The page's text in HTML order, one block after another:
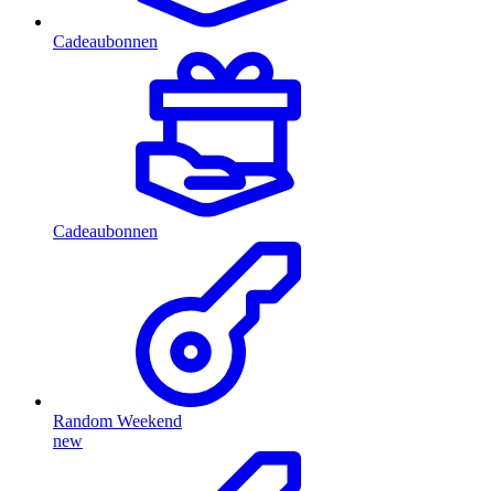
Cadeaubonnen
Cadeaubonnen
Random Weekend
new